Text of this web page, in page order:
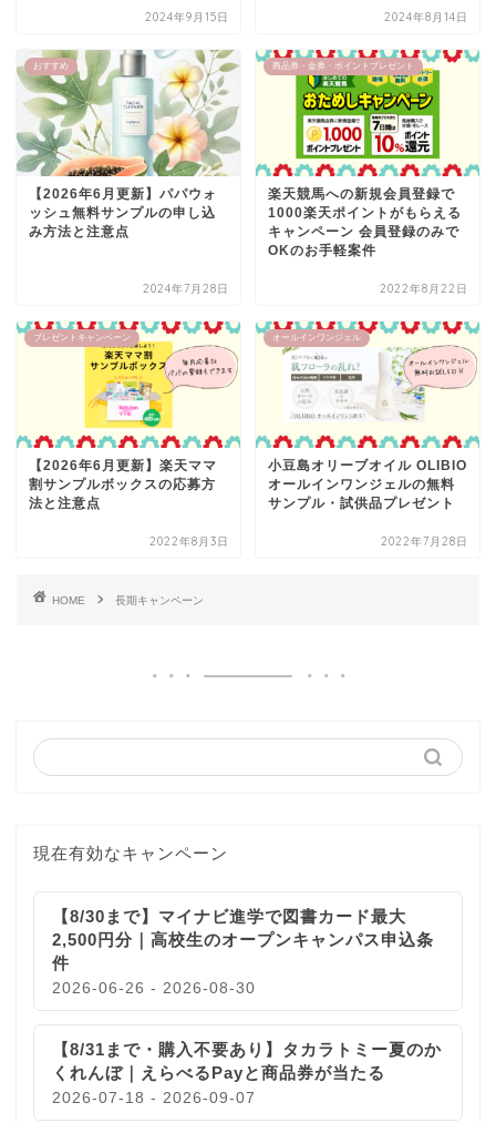
2024年9月15日 2024年8月14日
おすすめ
【2026年6月更新】パパウォ
ッシュ無料サンプルの申し込
み方法と注意点
2024年7月28日
商品券・金券・ポイントプレゼント
楽天競馬への新規会員登録で
1000楽天ポイントがもらえる
キャンペーン 会員登録のみで
OKのお手軽案件
2022年8月22日
プレゼントキャンペーン
【2026年6月更新】楽天ママ
割サンプルボックスの応募方
法と注意点
2022年8月3日
オールインワンジェル
小豆島オリーブオイル OLIBIO
オールインワンジェルの無料
サンプル・試供品プレゼント
2022年7月28日
HOME 長期キャンペーン
現在有効なキャンペーン
【8/30まで】マイナビ進学で図書カード最大
2,500円分｜高校生のオープンキャンパス申込条
件
2026-06-26 - 2026-08-30
【8/31まで・購入不要あり】タカラトミー夏のか
くれんぼ｜えらべるPayと商品券が当たる
2026-07-18 - 2026-09-07